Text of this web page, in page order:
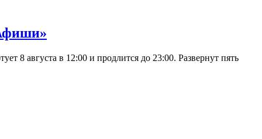
8 августа в 12:00 и продлится до 23:00. Развернут пять